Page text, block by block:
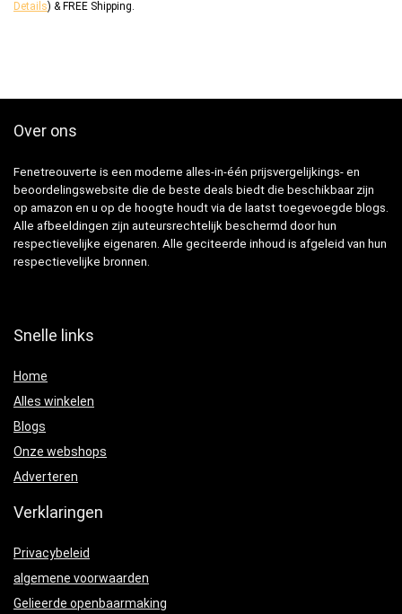
Details) & FREE Shipping
Over ons
Fenetreouverte is een moderne alles-in-één prijsvergelijkings- en
beoordelingswebsite die de beste deals biedt die beschikbaar zijn
op amazon en u op de hoogte houdt via de laatst toegevoegde blogs.
Alle afbeeldingen zijn auteursrechtelijk beschermd door hun
respectievelijke eigenaren. Alle geciteerde inhoud is afgeleid van hun
respectievelijke bronnen.
Snelle links
Home
Alles winkelen
Blogs
Onze webshops
Adverteren
Verklaringen
Privacybeleid
algemene voorwaarden
Gelieerde openbaarmaking